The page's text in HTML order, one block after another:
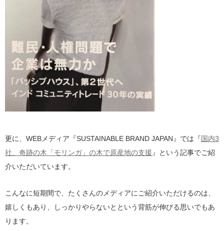
更に、WEBメディア『SUSTAINABLE BRAND JAPAN』では『国内3
社、奇跡の木「モリンガ」の木で原産地の支援 』という記事でご紹
介いただいています。
こんなに短期間で、たくさんのメディアにご紹介いただけるのは、
嬉しくもあり、しっかりやらないとという背筋が伸びる思いでもあ
ります。